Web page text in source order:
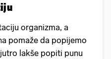
organizma, a
pomaže da popijemo
lakše popiti punu